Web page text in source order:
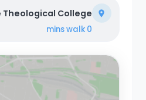
Theological College
0 mins
walk